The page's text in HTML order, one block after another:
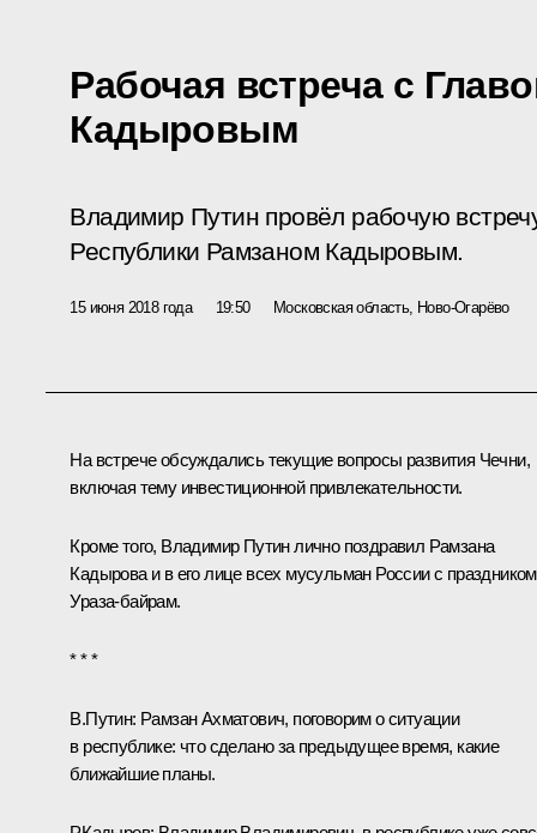
Рабочая встреча с
Кадыровым
Владимир Путин провёл рабочую
Республики Рамзаном Кадыровым.
15 июня 2018 года 19:50 Московская область, Ново-Огарёво
На встрече обсуждались текущие вопросы развития Чечни,
включая тему инвестиционной привлекательности.
Кроме того, Владимир Путин лично поздравил Рамзана
Кадыроваи в его лице всех мусульман России с праздником
Ураза-байрам.
* * *
В.Путин: Рамзан Ахматович, поговорим о ситуации
в республике: что сделано за предыдущее время, какие
ближайшие планы.